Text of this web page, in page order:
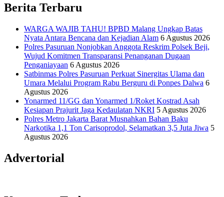
Berita Terbaru
WARGA WAJIB TAHU! BPBD Malang Ungkap Batas
Nyata Antara Bencana dan Kejadian Alam 6 Agustus 2026
Polres Pasuruan Nonjobkan Anggota Reskrim Polsek Beji,
Wujud Komitmen Transparansi Penanganan Dugaan
Penganiayaan 6 Agustus 2026
Satbinmas Polres Pasuruan Perkuat Sinergitas Ulama dan
Umara Melalui Program Rabu Berguru di Ponpes Dalwa 6
Agustus 2026
Yonarmed 11/GG dan Yonarmed 1/Roket Kostrad Asah
Kesiapan Prajurit Jaga Kedaulatan NKRI 5 Agustus 2026
Polres Metro Jakarta Barat Musnahkan Bahan Baku
Narkotika 1,1 Ton Carisoprodol, Selamatkan 3,5 Juta Jiwa 5
Agustus 2026
Advertorial